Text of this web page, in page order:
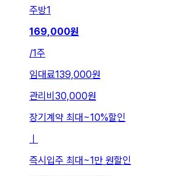
주방1
169,000원
/1주
임대료139,000원
관리비 30,000원
장기계약 최대 ~10%할인
즉시입주 최대 ~1만 원할인